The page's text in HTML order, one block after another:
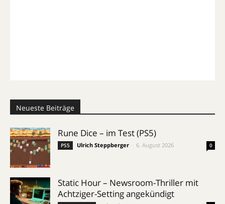
Neueste Beiträge
Rune Dice – im Test (PS5)
PS5 Ulrich Steppberger 6. August 2026 0
Static Hour – Newsroom-Thriller mit
Achtziger-Setting angekündigt